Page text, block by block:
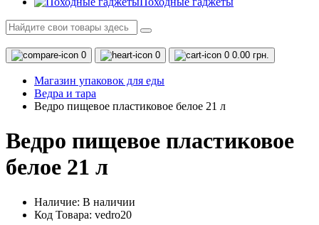
0 0 0 0.00 грн.
Магазин упаковок для еды
Ведра и тара
Ведро пищевое пластиковое белое 21 л
Ведро пищевое пластиковое
белое 21 л
Наличие: В наличии
Код Товара: vedro20